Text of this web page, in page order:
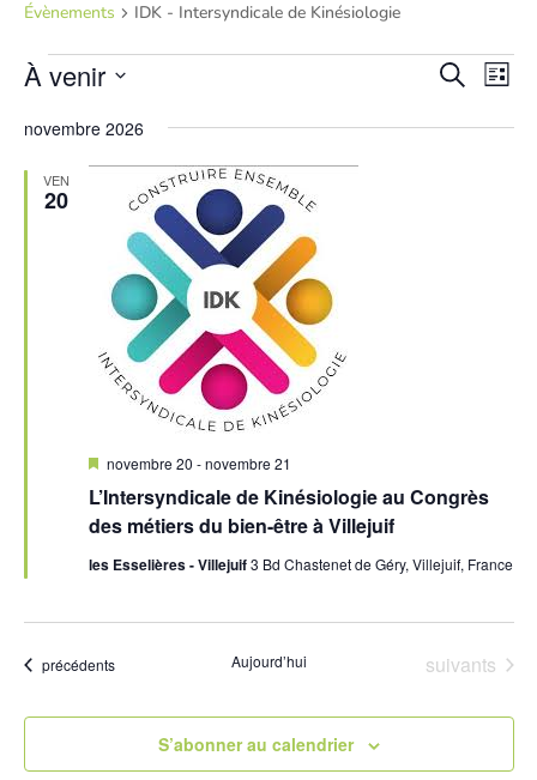
Évènements IDK - Intersyndicale de Kinésiologie
Évènements Recherche
de
Liste
À venir
une
novembre 2026
VEN
20
L’Intersyndicale de Kinésiologie au Congrès
des métiers du bien-être à Villejuif
Mis
avant
novembre 20 -novembre 21
les Esselières - Villejuif3 Bd Chastenet de Géry, Villejuif, France
Évènements
précédents Aujourd’hui Évènements
suivants
S’abonner au calendrier